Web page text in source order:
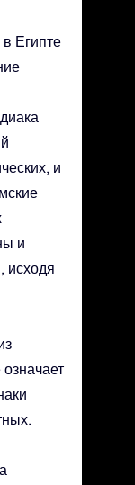
Египте
и
и
исходя